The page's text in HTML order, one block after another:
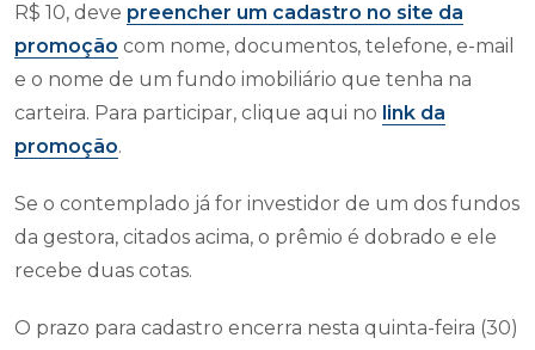
R$ 10, deve preencher um cadastro no site da
promoção com nome, documentos, telefone, e-mail
e o nome de um fundo imobiliário que tenha na
carteira. Para participar, clique aqui no link da
promoção.
Se o contemplado já for investidor de um dos fundos
da gestora, citados acima, o prêmio é dobrado e ele
recebe duas cotas.
O prazo para cadastro encerra nesta quinta-feira (30)